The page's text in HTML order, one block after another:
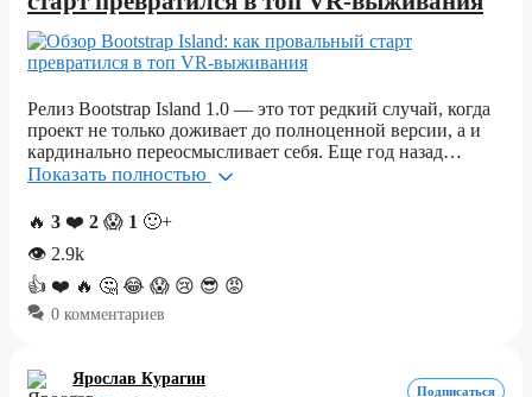
Релиз Bootstrap Island 1.0 — это тот редкий случай, когда
проект не только доживает до полноценной версии, а и
кардинально переосмысливает себя. Еще год назад…
Показать полностью
🔥 3 ❤️ 2 😱 1 🙂+
👁 2.9k
👍 ❤️ 🔥 🤔 😂 😱 😢 😎 😡
0 комментариев
Ярослав Курагин
Подписаться